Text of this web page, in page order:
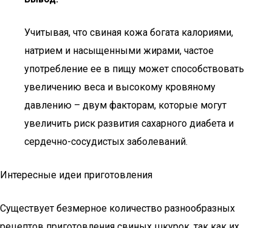
Учитывая, что свиная кожа богата калориями,
натрием и насыщенными жирами, частое
употребление ее в пищу может способствовать
увеличению веса и высокому кровяному
давлению – двум факторам, которые могут
увеличить риск развития сахарного диабета и
сердечно-сосудистых заболеваний.
Интересные идеи приготовления
Существует безмерное количество разнообразных